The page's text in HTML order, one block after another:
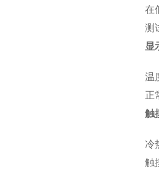
在
测
显
温
正
触
冷
触